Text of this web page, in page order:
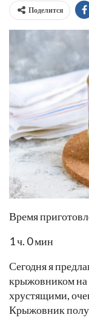
Поделится
Время
1 ч. 0 мин
Сегодня я
крыжовником на
хрустящими,
Крыжовник